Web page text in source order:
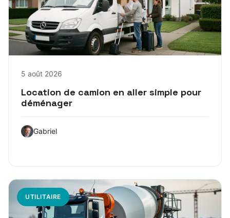
5 août 2026
Location de camion en aller simple pour
déménager
Gabriel
UTILITAIRE